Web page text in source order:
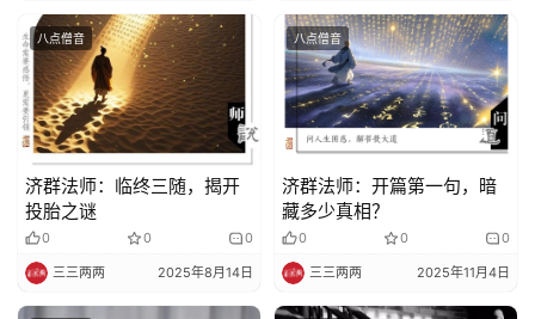
八点僧音
济群法师：临终三随，揭开
投胎之谜
0 0 0
三三两两 2025年8月14日
八点僧音
济群法师：开篇第一句，暗
藏多少真相？
0 0 0
三三两两 2025年11月4日